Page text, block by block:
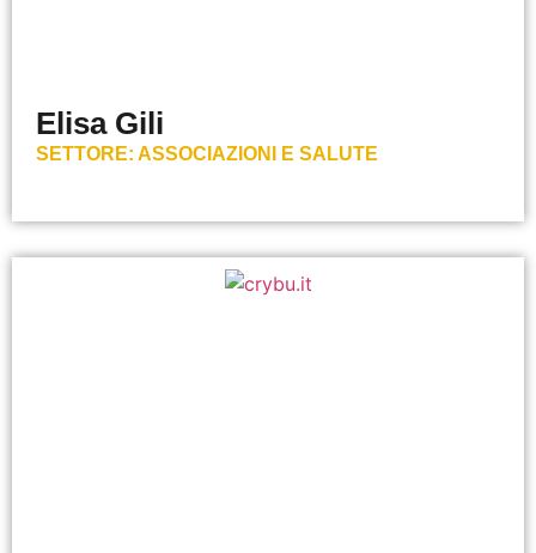
Elisa Gili
SETTORE: ASSOCIAZIONI E SALUTE